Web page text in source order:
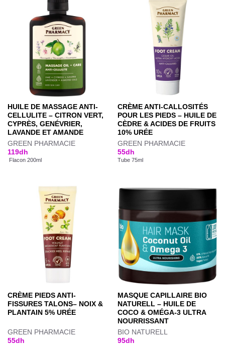
HUILE DE MASSAGE ANTI-
CELLULITE – CITRON VERT,
CYPRÈS, GENÉVRIER,
LAVANDE ET AMANDE
GREEN PHARMACIE
119dh
Flacon 200ml
CRÈME ANTI-CALLOSITÉS
POUR LES PIEDS – HUILE DE
CÈDRE & ACIDES DE FRUITS
10% URÉE
GREEN PHARMACIE
55dh
Tube 75ml
CRÈME PIEDS ANTI-
FISSURES TALONS– NOIX &
PLANTAIN 5% URÉE
GREEN PHARMACIE
55dh
MASQUE CAPILLAIRE BIO
NATURELL – HUILE DE
COCO & OMÉGA-3 ULTRA
NOURRISSANT
BIO NATURELL
95dh